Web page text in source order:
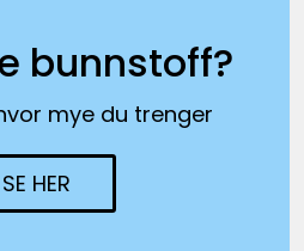
bunnstoff?
mye du trenger
SE HER